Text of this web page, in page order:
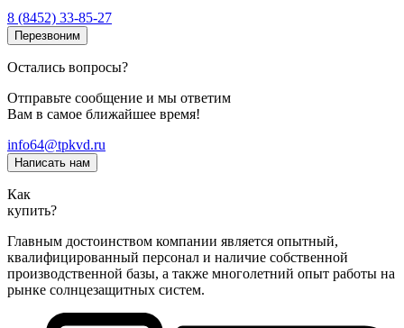
8 (8452) 33-85-27
Перезвоним
Остались вопросы?
Отправьте сообщение и мы ответим
Вам в самое ближайшее время!
info64@tpkvd.ru
Написать нам
Как
купить?
Главным достоинством компании является опытный,
квалифицированный персонал и наличие собственной
производственной базы, а также многолетний опыт работы на
рынке солнцезащитных систем.